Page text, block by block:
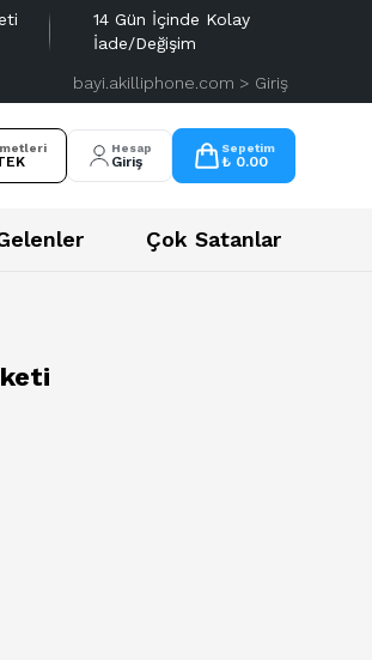
14 Gün İçinde Kolay
İade/Değişim
bayi.akilliphone.com > Giriş
Hesap
Giriş
Sepetim
₺ 0.00
Çok Satanlar